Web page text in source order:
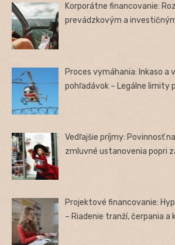
Korporátne financovanie:
prevádzkovým a
Proces vymáhania: Inkaso a
pohľadávok – Legálne limity
Vedľajšie príjmy: Povinnosť
zmluvné ustanovenia popri
Projektové financovanie:
– Riadenie tranží, čerpania a